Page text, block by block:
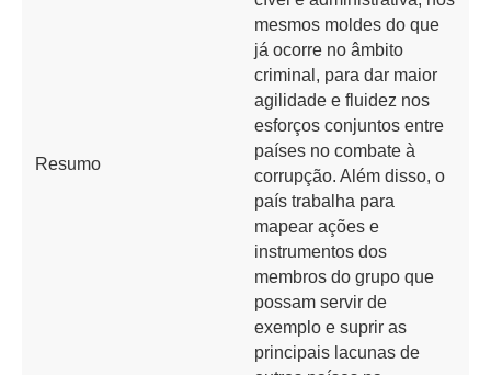
Resumo
mesmos moldes do que
já ocorre no âmbito
criminal, para dar maior
agilidade e fluidez nos
esforços conjuntos entre
países no combate à
corrupção. Além disso, o
país trabalha para
mapear ações e
instrumentos dos
membros do grupo que
possam servir de
exemplo e suprir as
principais lacunas de